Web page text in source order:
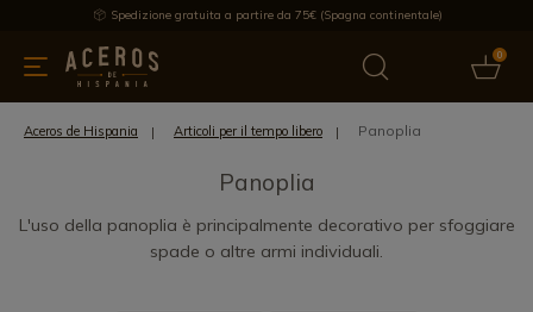
Spedizione gratuita a partire da 75€ (Spagna continentale)
0
cucina Offre Ultime notizie Venduti Marche
Aceros de Hispania Articoli per il tempo libero Panoplia
Panoplia
L'uso della panoplia è principalmente decorativo per sfoggiare
spade o altre armi individuali.